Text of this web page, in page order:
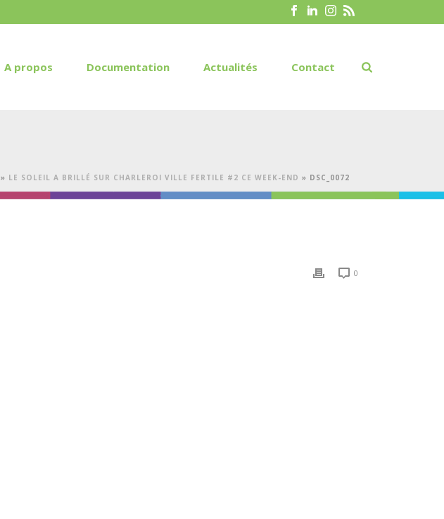
A propos Documentation Actualités Contact
» LE SOLEIL A BRILLÉ SUR CHARLEROI VILLE FERTILE #2 CE WEEK-END » DSC_0072
0